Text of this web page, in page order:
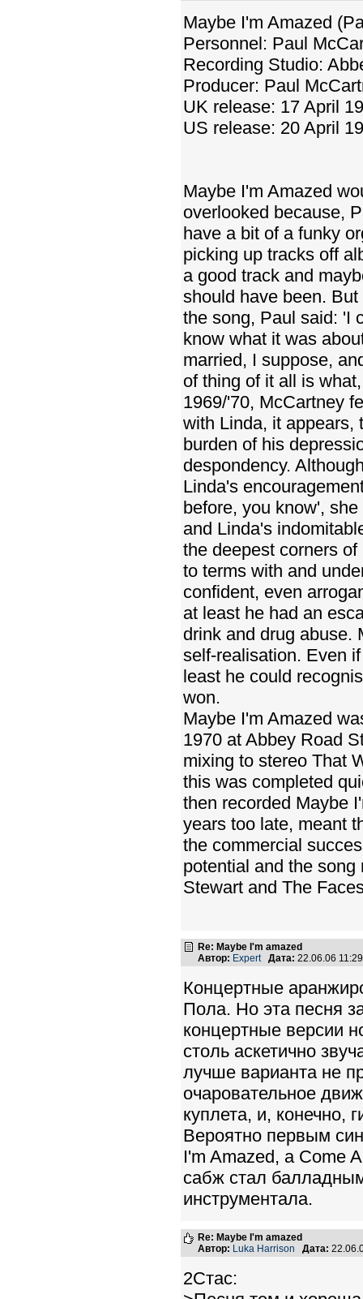
Maybe I'm Amazed
Personnel: Paul
Recording Studio:
Producer: Paul
UK release: 17 April
US release: 20 April
Maybe I'm Amazed
overlooked because,
have a bit of a funky
picking up tracks off
a good track and
should have been.
the song, Paul said: 'I
know what it was
married, I suppose,
of thing of it all is
1969/'70, McCartney
with Linda, it appears,
burden of his
despondency.
Linda's
before, you know',
and Linda's
the deepest corners
to terms with and
confident, even
at least he had an
drink and drug abuse.
self-realisation. Even
least he could
won.
Maybe I'm Amazed
1970 at Abbey Road
mixing to stereo That
this was completed
then recorded Maybe
years too late, meant
the commercial
potential and the
Stewart and The
Re: Maybe I'm amazed
Автор: Expert Дата: 22.06.06
Концертные
Пола. Но эта песня
концертные версии
столь аскетично
лучше варианта не
очаровательное
куплета, и, конечно,
Вероятно первым
I'm Amazed, а Come
сабж стал
инструментала.
Re: Maybe I'm amazed
Автор: Luka Harrison Дата:
2Стас: